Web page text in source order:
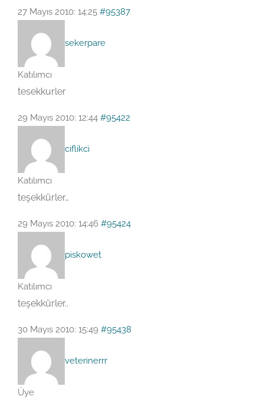
27 Mayıs 2010: 14:25 #95387
sekerpare
Katılımcı
tesekkurler
29 Mayıs 2010: 12:44 #95422
ciflikci
Katılımcı
teşekkürler…
29 Mayıs 2010: 14:46 #95424
piskowet
Katılımcı
teşekkürler..
30 Mayıs 2010: 15:49 #95438
veterinerrr
Üye